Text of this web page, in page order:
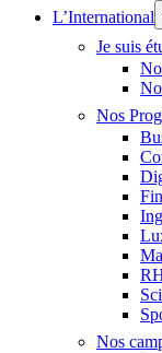
L’International
Je suis
Nos
Nos